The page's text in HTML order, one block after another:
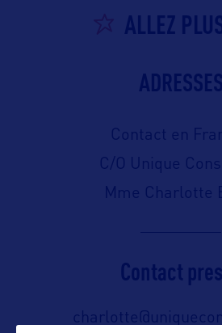
ALLEZ
ADRESSES
Contact en
C/O Unique
Mme Charlotte
Contact